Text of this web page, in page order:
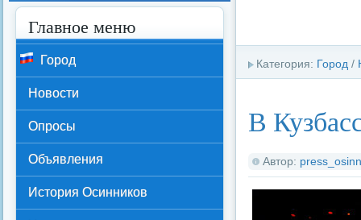
Категория: Город /
В
Автор:
Главное меню
Город
Новости
Опросы
Объявления
История Осинников